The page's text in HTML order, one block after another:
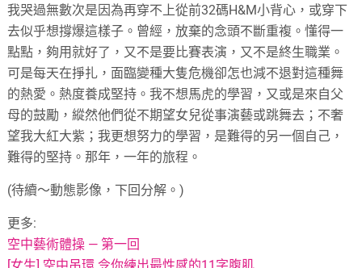
我哭過無數次是因為再穿不上從前32碼H&M小背心，或穿下
去似乎想撐爆這樣子。曾經，放棄的念頭不斷重複。懂得一
點點，夠用就好了，又不是要比賽表演，又不是終生職業。
可是每天在掙扎，面臨變種大隻危機卻怎也減不退對這種舞
的熱愛。熱度養成堅持。我不想馬虎的學習，又或是來自父
母的鼓勵，縱然他們從不期望女兒從事演藝或跳舞去；不奢
望我大紅大紫；我更想努力的學習，是難得的另一個自己，
難得的堅持。那年，一年的旅程。
(待續～動態影像，下回分解。)
更多:
空中藝術體操 — 第一回